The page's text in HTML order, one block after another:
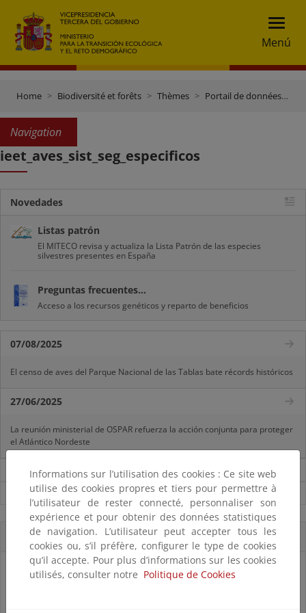
Menú
Home Biodiversité et forêts Thèmes Portail de données et inventaires
Navigation
ieet_aves_sist_seg_especificos
Novedades
Listas patrón
El MITECO revisa y actualiza la Lista Patrón de las especies
silvestres presentes en España
Preguntas frecuentes...
Acceso a los recursos genéticos y reparto de beneficios
07/08/2025
El censo de aves del Parque Nacional de las Tablas bate récords históricos
27/06/2025
La reunión ministerial de OSPAR refuerza la acción conjunta para proteger
el Atlántico Nordeste
Noticias sobre Biodiversidad
Ver todas las noticias
Accesos directos
Informations sur l’utilisation des cookies : Ce site web
utilise des cookies propres et tiers pour permettre à
l’utilisateur de rester connecté, personnaliser son
expérience et pour obtenir des données statistiques
de navigation. L’utilisateur peut accepter tous les
cookies ou, s’il préfère, configurer le type de cookies
qu’il accepte. Pour plus d’informations sur les cookies
utilisés, consulter notre Politique de Cookies